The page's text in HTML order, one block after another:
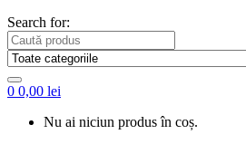
Search for:
0 0,00 lei
Nu ai niciun produs în coș.